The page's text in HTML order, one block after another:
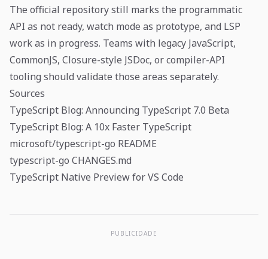
The official repository still marks the programmatic
API as not ready, watch mode as prototype, and LSP
work as in progress. Teams with legacy JavaScript,
CommonJS, Closure-style JSDoc, or compiler-API
tooling should validate those areas separately.
Sources
TypeScript Blog: Announcing TypeScript 7.0 Beta
TypeScript Blog: A 10x Faster TypeScript
microsoft/typescript-go README
typescript-go CHANGES.md
TypeScript Native Preview for VS Code
PUBLICIDADE